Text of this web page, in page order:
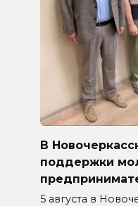
В
поддержки
5 августа в